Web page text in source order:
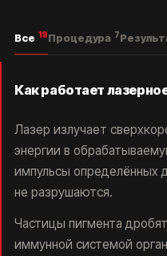
Все 19Процедура 7
Как работает
Лазер излучает
энергии в
импульсы
не разрушаются.
Частицы пигмента
иммунной системой
В 5 МИНУТАХ ОТ М.
В 4 МИНУТАХ ОТ SURF COFFEE
ВСЕХ ПОСЕТИТЕЛЕЙ КЛИНИКИ ET.LASER